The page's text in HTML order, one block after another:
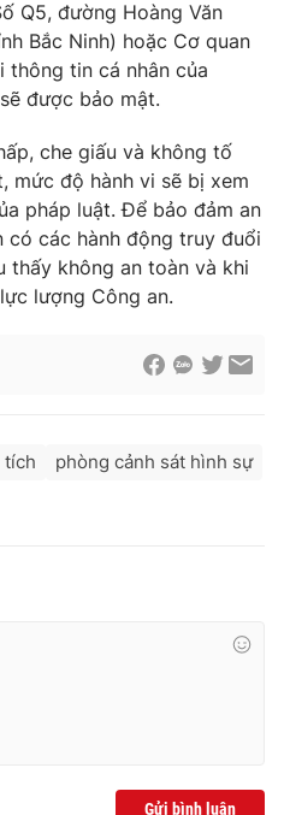
897 897
Q5, đường Hoàng Văn
Bắc Ninh) hoặc Cơ quan
thông tin cá nhân của
được bảo mật.
che giấu và không tố
mức độ hành vi sẽ bị xem
pháp luật. Để bảo đảm an
có các hành động truy đuổi
thấy không an toàn và khi
lượng Công an.
tích
phòng cảnh sát hình sự
Gửi bình luận